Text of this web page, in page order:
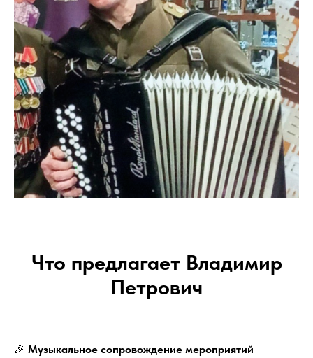
Что предлагает Владимир
Петрович
🎉 Музыкальное сопровождение мероприятий